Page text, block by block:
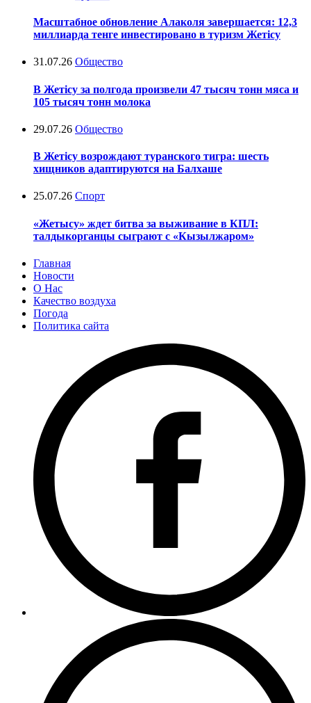
Масштабное обновление Алаколя завершается: 12,3
миллиарда тенге инвестировано в туризм Жетісу
31.07.26 Общество
В Жетісу за полгода произвели 47 тысяч тонн мяса и
105 тысяч тонн молока
29.07.26 Общество
В Жетісу возрождают туранского тигра: шесть
хищников адаптируются на Балхаше
25.07.26 Спорт
«Жетысу» ждет битва за выживание в КПЛ:
талдыкорганцы сыграют с «Кызылжаром»
Главная
Новости
О Нас
Качество воздуха
Погода
Политика сайта